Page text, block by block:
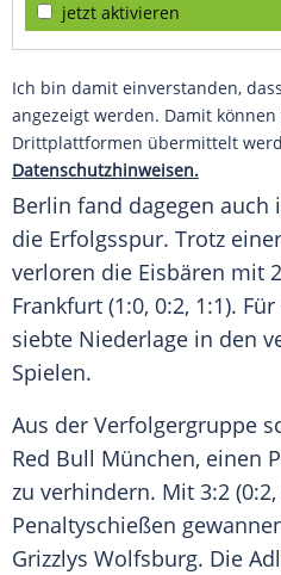
jetzt aktivieren
Ich bin damit einverstanden,
angezeigt werden. Damit
Drittplattformen übermittelt
Datenschutzhinweisen.
Berlin fand dagegen auch
die Erfolgsspur. Trotz
verloren die Eisbären mit
Frankfurt (1:0, 0:2, 1:1).
siebte Niederlage in den
Spielen.
Aus der Verfolgergruppe
Red Bull München, einen
zu verhindern. Mit 3:2 (0:2,
Penaltyschießen
Grizzlys Wolfsburg. Die